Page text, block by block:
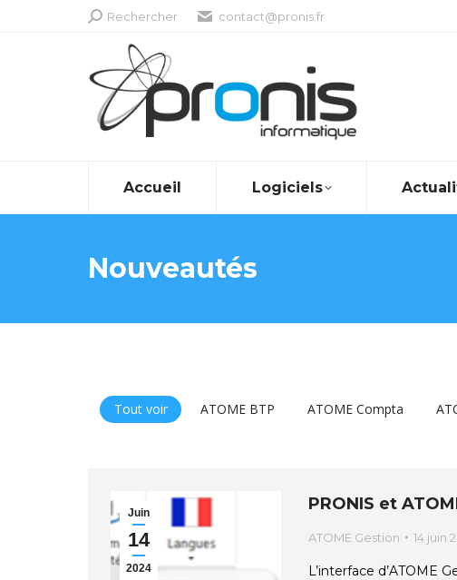
Recherche
Rechercher contact@pronis.fr
Accueil Logiciels
Nouveautés
Tout voir ATOME BTP ATOME Compta
Juin
14
2024
PRONIS et
ATOME Gestion 14 juin
L’interface d’ATOME